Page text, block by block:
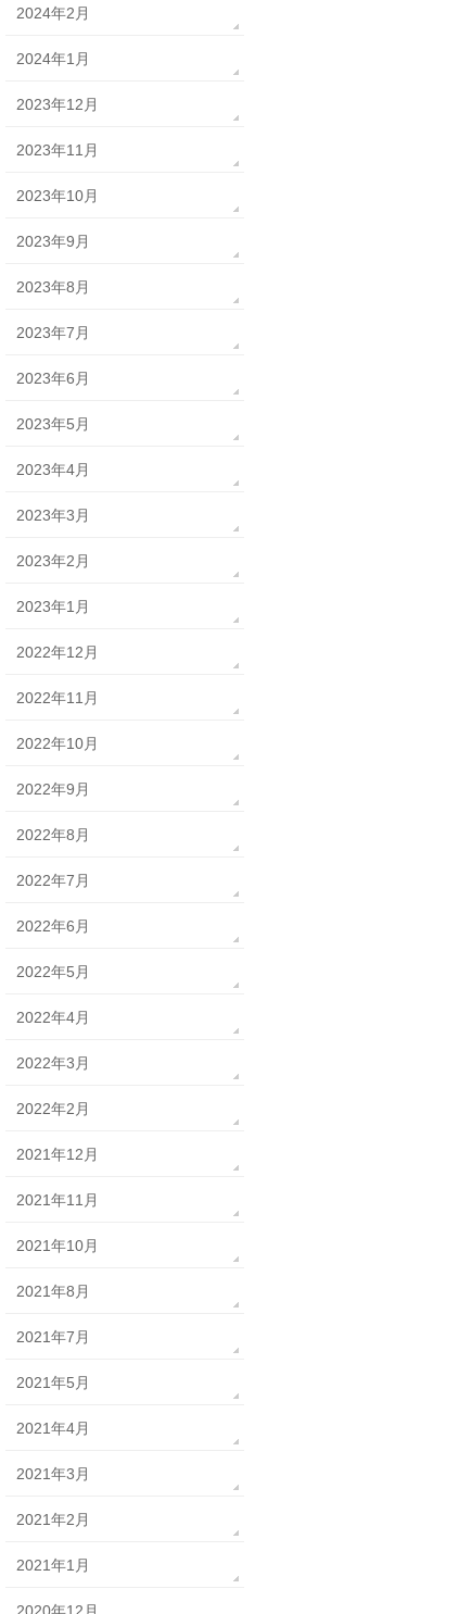
2024年2月
2024年1月
2023年12月
2023年11月
2023年10月
2023年9月
2023年8月
2023年7月
2023年6月
2023年5月
2023年4月
2023年3月
2023年2月
2023年1月
2022年12月
2022年11月
2022年10月
2022年9月
2022年8月
2022年7月
2022年6月
2022年5月
2022年4月
2022年3月
2022年2月
2021年12月
2021年11月
2021年10月
2021年8月
2021年7月
2021年5月
2021年4月
2021年3月
2021年2月
2021年1月